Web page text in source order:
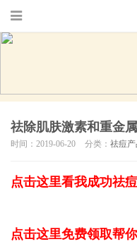
祛除肌肤激素和重金
时间：2019-06-20 分类： 祛痘
点击这里看我成功祛
点击这里免费领取帮